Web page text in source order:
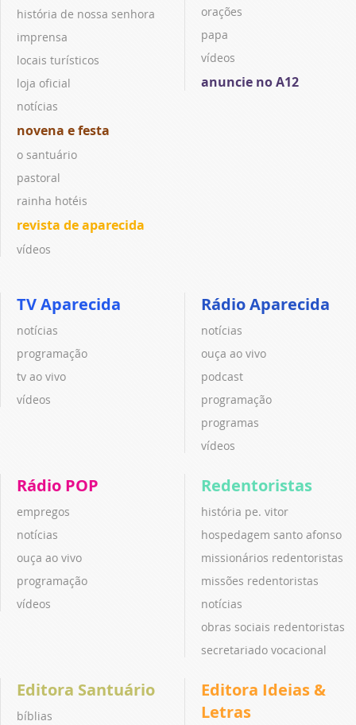
história de nossa senhora
imprensa
locais turísticos
loja oficial
notícias
novena e festa
o santuário
pastoral
rainha hotéis
revista de aparecida
vídeos
orações
papa
vídeos
anuncie no A12
TV Aparecida
notícias
programação
tv ao vivo
vídeos
Rádio Aparecida
notícias
ouça ao vivo
podcast
programação
programas
vídeos
Rádio POP
empregos
notícias
ouça ao vivo
programação
vídeos
Redentoristas
história pe. vitor
hospedagem santo afonso
missionários redentoristas
missões redentoristas
notícias
obras sociais redentoristas
secretariado vocacional
Editora Santuário
bíblias
Editora Ideias &
Letras